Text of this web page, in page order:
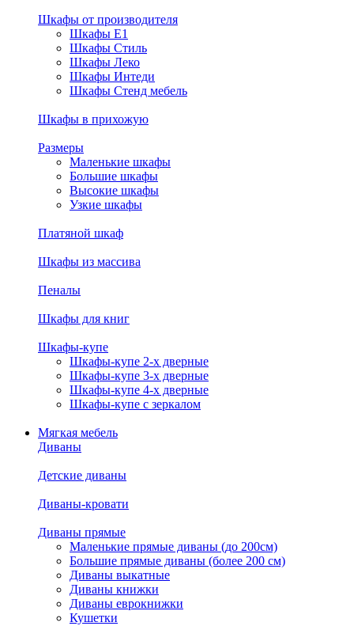
Шкафы от производителя
Шкафы E1
Шкафы Стиль
Шкафы Леко
Шкафы Интеди
Шкафы Стенд мебель
Шкафы в прихожую
Размеры
Маленькие шкафы
Большие шкафы
Высокие шкафы
Узкие шкафы
Платяной шкаф
Шкафы из массива
Пеналы
Шкафы для книг
Шкафы-купе
Шкафы-купе 2-х дверные
Шкафы-купе 3-х дверные
Шкафы-купе 4-х дверные
Шкафы-купе с зеркалом
Мягкая мебель
Диваны
Детские диваны
Диваны-кровати
Диваны прямые
Маленькие прямые диваны (до 200см)
Большие прямые диваны (более 200 см)
Диваны выкатные
Диваны книжки
Диваны еврокнижки
Кушетки